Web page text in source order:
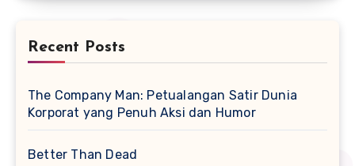
Recent Posts
The Company Man: Petualangan Satir Dunia
Korporat yang Penuh Aksi dan Humor
Better Than Dead